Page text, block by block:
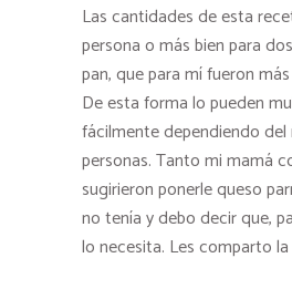
Las cantidades de esta
persona o más bien para
pan, que para mí fueron
De esta forma lo pueden
fácilmente dependiendo
personas. Tanto mi mamá
sugirieron ponerle queso
no tenía y debo decir que,
lo necesita. Les comparto